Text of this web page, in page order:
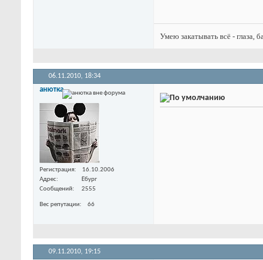
Умею закатывать всё - глаза,
06.11.2010, 18:34
анютка
Регистрация
16.10.2006
Адрес
Ёбург
Сообщений
2555
Вес репутации 66
09.11.2010, 19:15